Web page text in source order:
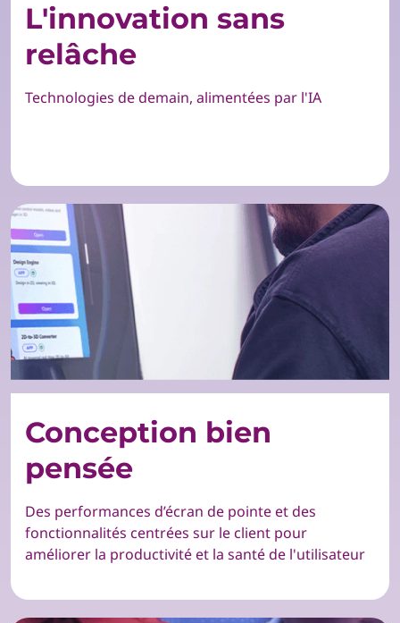
L'innovation sans
relâche
Technologies de demain, alimentées par l'IA
Conception bien
pensée
Des performances d’écran de pointe et des
fonctionnalités centrées sur le client pour
améliorer la productivité et la santé de l'utilisateur